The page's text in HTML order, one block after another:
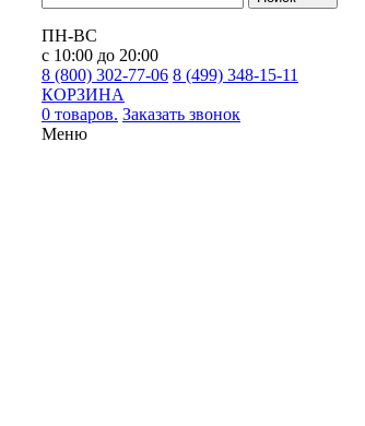
ПН-ВС
с 10:00 до 20:00
8 (800) 302-77-06 8 (499) 348-15-11
КОРЗИНА
0 товаров. Заказать звонок
Меню